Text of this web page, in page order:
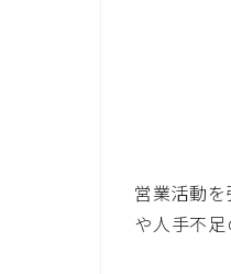
営業活動
や人手不